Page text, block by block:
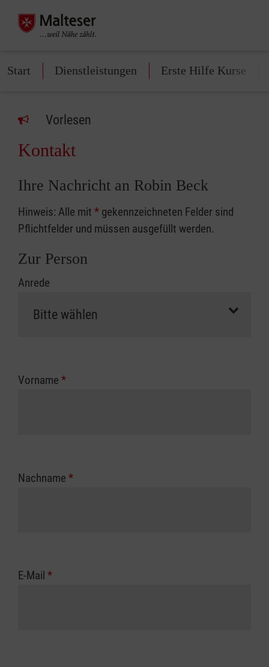
Start Dienstleistungen Erste Hilfe Kurse
Vorlesen
Kontakt
Ihre Nachricht an Robin Beck
Hinweis: Alle mit * gekennzeichneten Felder sind
Pflichtfelder und müssen ausgefüllt werden.
Zur Person
Anrede
Vorname *
Nachname *
E-Mail *